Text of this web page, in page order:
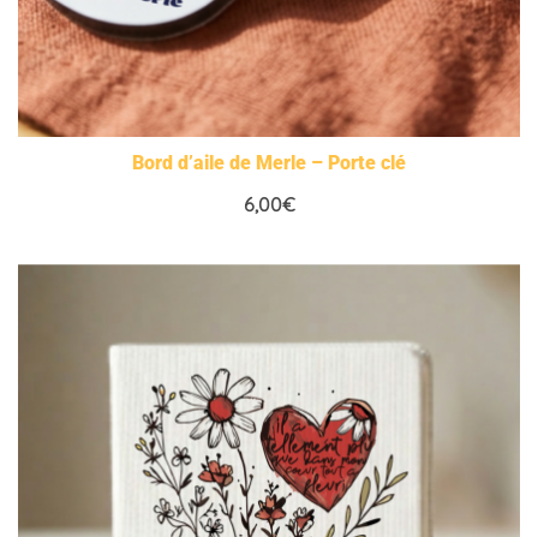
Bord d’aile de Merle – Porte clé
6,00€